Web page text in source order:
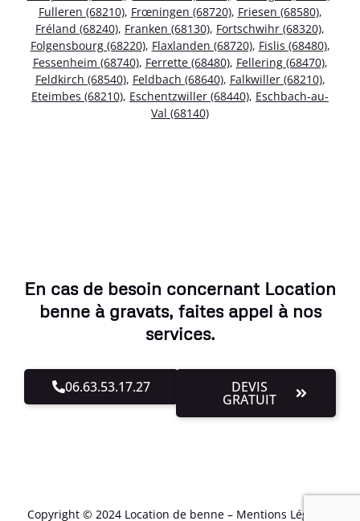
Fulleren (68210), Frœningen (68720), Friesen (68580),
Fréland (68240), Franken (68130), Fortschwihr (68320),
Folgensbourg (68220), Flaxlanden (68720), Fislis (68480),
Fessenheim (68740), Ferrette (68480), Fellering (68470),
Feldkirch (68540), Feldbach (68640), Falkwiller (68210),
Eteimbes (68210), Eschentzwiller (68440), Eschbach-au-
Val (68140)
En cas de besoin concernant Location
benne à gravats, faites appel à nos
services.
06.63.53.17.27 DEVIS
GRATUIT
Copyright © 2024 Location de benne – Mentions Légales